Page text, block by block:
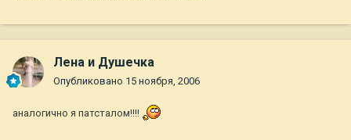
Лена и Душечка
Опубликовано 15 ноября, 2006
аналогично я патсталом!!!!